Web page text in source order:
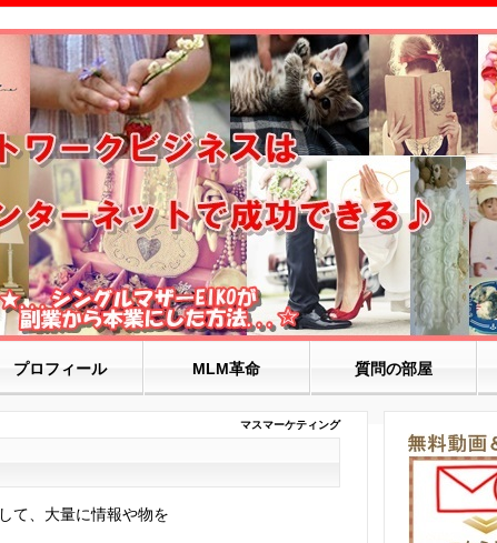
プロフィール MLM革命 質問の部屋
マスマーケティング
て、大量に情報や物を